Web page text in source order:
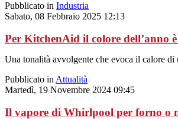
Pubblicato in Industria
Sabato, 08 Febbraio 2025 12:13
Per KitchenAid il colore dell’anno
Una tonalità avvolgente che evoca il calore di
Pubblicato in Attualità
Martedì, 19 Novembre 2024 09:45
Il vapore di Whirlpool per forno o